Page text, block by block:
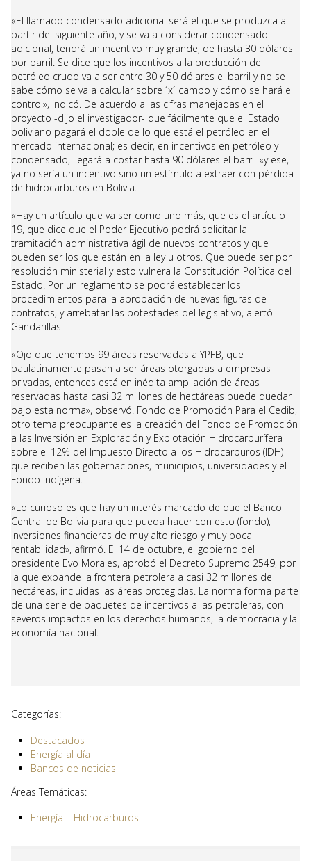
«El llamado condensado adicional será el que se produzca a
partir del siguiente año, y se va a considerar condensado
adicional, tendrá un incentivo muy grande, de hasta 30 dólares
por barril. Se dice que los incentivos a la producción de
petróleo crudo va a ser entre 30 y 50 dólares el barril y no se
sabe cómo se va a calcular sobre ´x´ campo y cómo se hará el
control», indicó. De acuerdo a las cifras manejadas en el
proyecto -dijo el investigador- que fácilmente que el Estado
boliviano pagará el doble de lo que está el petróleo en el
mercado internacional; es decir, en incentivos en petróleo y
condensado, llegará a costar hasta 90 dólares el barril «y ese,
ya no sería un incentivo sino un estímulo a extraer con pérdida
de hidrocarburos en Bolivia.
«Hay un artículo que va ser como uno más, que es el artículo
19, que dice que el Poder Ejecutivo podrá solicitar la
tramitación administrativa ágil de nuevos contratos y que
pueden ser los que están en la ley u otros. Que puede ser por
resolución ministerial y esto vulnera la Constitución Política del
Estado. Por un reglamento se podrá establecer los
procedimientos para la aprobación de nuevas figuras de
contratos, y arrebatar las potestades del legislativo, alertó
Gandarillas.
«Ojo que tenemos 99 áreas reservadas a YPFB, que
paulatinamente pasan a ser áreas otorgadas a empresas
privadas, entonces está en inédita ampliación de áreas
reservadas hasta casi 32 millones de hectáreas puede quedar
bajo esta norma», observó. Fondo de Promoción Para el Cedib,
otro tema preocupante es la creación del Fondo de Promoción
a las Inversión en Exploración y Explotación Hidrocarburífera
sobre el 12% del Impuesto Directo a los Hidrocarburos (IDH)
que reciben las gobernaciones, municipios, universidades y el
Fondo Indígena.
«Lo curioso es que hay un interés marcado de que el Banco
Central de Bolivia para que pueda hacer con esto (fondo),
inversiones financieras de muy alto riesgo y muy poca
rentabilidad», afirmó. El 14 de octubre, el gobierno del
presidente Evo Morales, aprobó el Decreto Supremo 2549, por
la que expande la frontera petrolera a casi 32 millones de
hectáreas, incluidas las áreas protegidas. La norma forma parte
de una serie de paquetes de incentivos a las petroleras, con
severos impactos en los derechos humanos, la democracia y la
economía nacional.
Categorías:
Destacados
Energía al día
Bancos de noticias
Áreas Temáticas:
Energía – Hidrocarburos